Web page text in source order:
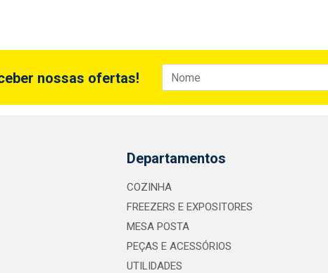
nossas ofertas!
Departamentos
COZINHA
FREEZERS E EXPOSITORES
MESA POSTA
PEÇAS E ACESSÓRIOS
UTILIDADES